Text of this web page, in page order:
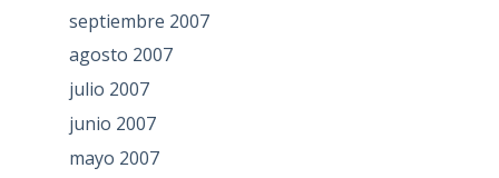
septiembre 2007
agosto 2007
julio 2007
junio 2007
mayo 2007